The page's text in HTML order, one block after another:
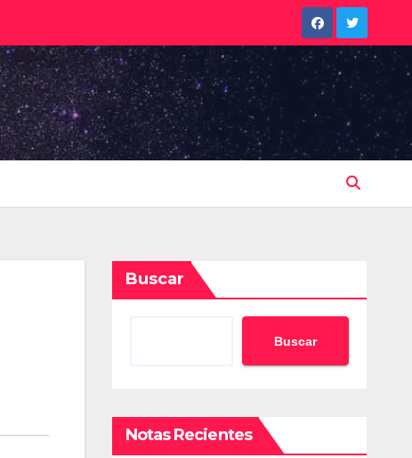
Buscar
Buscar
Notas Recientes